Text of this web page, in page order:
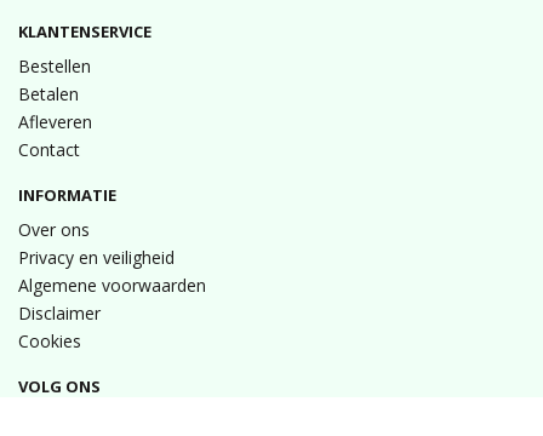
KLANTENSERVICE
Bestellen
Betalen
Afleveren
Contact
INFORMATIE
Over ons
Privacy en veiligheid
Algemene voorwaarden
Disclaimer
Cookies
VOLG ONS